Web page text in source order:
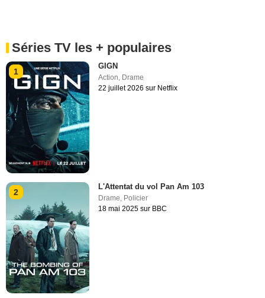
Séries TV les + populaires
1
GIGN
Action, Drame
22 juillet 2026 sur Netflix
2
L'Attentat du vol Pan Am 103
Drame Policier
18 mai 2025 sur BBC